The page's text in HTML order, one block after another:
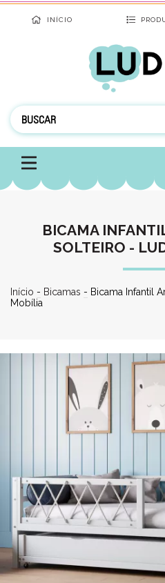
INÍCIO
BICAMA
SOLTEIRO -
Início - Bicamas - Bicama Infantil
Mobília